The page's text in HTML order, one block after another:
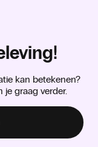
kan betekenen?
je graag verder.